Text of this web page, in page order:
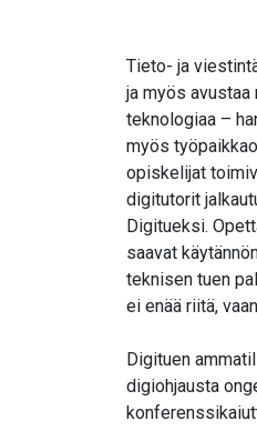
Tieto- ja
ja myös
teknologiaa –
myös
opiskelijat
digitutorit
Digitueksi.
saavat
teknisen tuen
ei enää riitä,
Digituen
digiohjausta